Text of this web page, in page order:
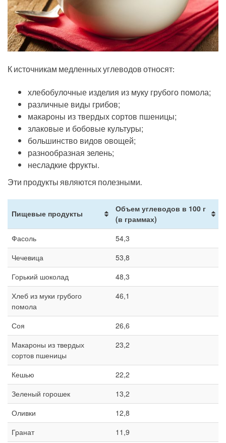
К источникам медленных углеводов относят:
хлебобулочные изделия из муку грубого помола;
различные виды грибов;
макароны из твердых сортов пшеницы;
злаковые и бобовые культуры;
большинство видов овощей;
разнообразная зелень;
несладкие фрукты.
Эти продукты являются полезными.
Пищевые продукты
Объем углеводов в 100 г
(в граммах)
Фасоль
54,3
Чечевица
53,8
Горький шоколад
48,3
Хлеб из муки грубого
помола
46,1
Соя
26,6
Макароны из твердых
сортов пшеницы
23,2
Кешью
22,2
Зеленый горошек
13,2
Оливки
12,8
Гранат
11,9